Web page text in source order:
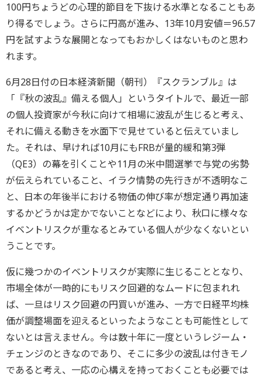
100円ちょうどの心理的節目を下抜ける水準となることもあ
り得るでしょう。さらに円高が進み、13年10月安値＝96.57
円を試すような展開となってもおかしくはないものと思わ
れます。
6月28日付の日本経済新聞（朝刊）『スクランブル』は
「『秋の波乱』備える個人」というタイトルで、最近一部
の個人投資家が今秋に向けて相場に波乱が生じると考え、
それに備える動きを水面下で見せていると伝えていまし
た。それは、早ければ10月にもFRBが量的緩和第3弾
（QE3）の幕を引くことや11月の米中間選挙で与党の劣勢
が伝えられていること、イラク情勢の先行きが不透明なこ
と、日本の年後半における物価の伸び率が想定通り再加速
するかどうかは定かでないことなどにより、秋口に様々な
イベントリスクが重なるとみている個人が少なくないとい
うことです。
仮に幾つかのイベントリスクが実際に生じることとなり、
市場全体が一時的にもリスク回避的なムードに包まれれ
ば、一旦はリスク回避の円買いが進み、一方で日経平均株
価が調整場面を迎えるといったようなことも可能性として
ないとは言えません。今は数十年に一度というレジーム・
チェンジのときなのであり、そこに多少の波乱は付きモノ
であると考え、一応の心構えを持っておくことも必要では